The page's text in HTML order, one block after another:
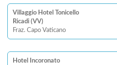
Villaggio Hotel Tonicello
Ricadi (VV)
Fraz. Capo Vaticano
Hotel Incoronato